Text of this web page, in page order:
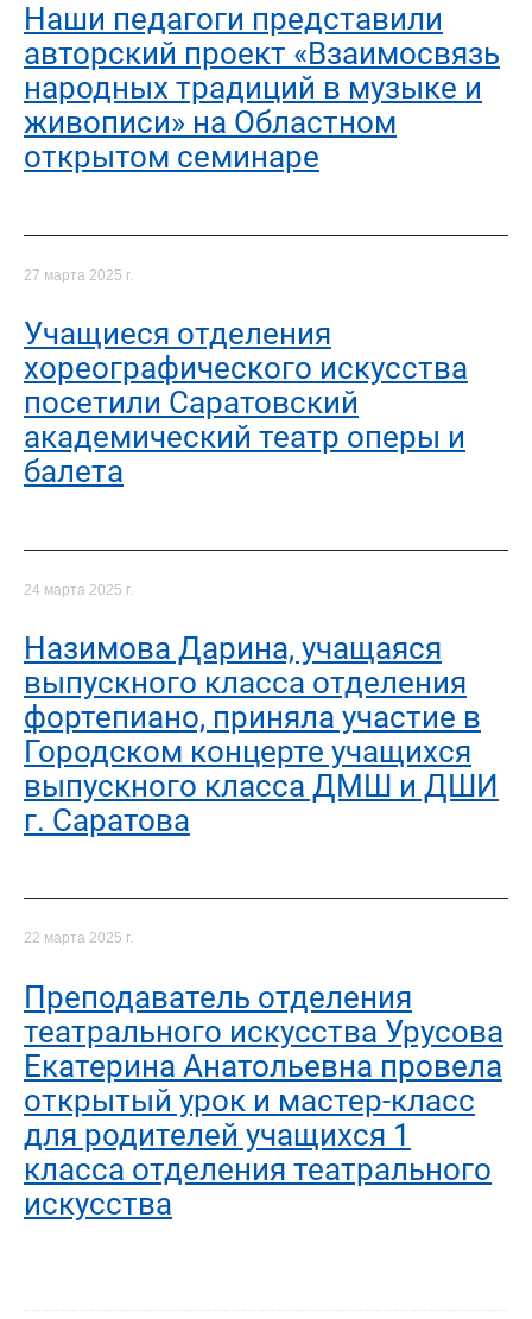
Наши педагоги представили
авторский проект «Взаимосвязь
народных традиций в музыке и
живописи» на Областном
открытом семинаре
27 марта 2025 г.
Учащиеся отделения
хореографического искусства
посетили Саратовский
академический театр оперы и
балета
24 марта 2025 г.
Назимова Дарина, учащаяся
выпускного класса отделения
фортепиано, приняла участие в
Городском концерте учащихся
выпускного класса ДМШ и ДШИ
г. Саратова
22 марта 2025 г.
Преподаватель отделения
театрального искусства Урусова
Екатерина Анатольевна провела
открытый урок и мастер-класс
для родителей учащихся 1
класса отделения театрального
искусства